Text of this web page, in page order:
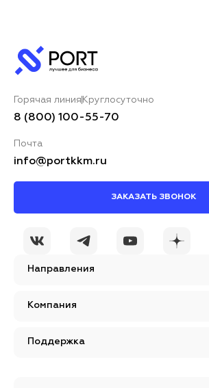
Направления
Компания
Поддержка
Горячая линия Круглосуточно
8 (800) 100-55-70
Почта
info@portkkm.ru
ЗАКАЗАТЬ ЗВОНОК